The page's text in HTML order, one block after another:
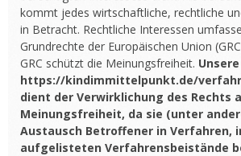
kommt jedes wirtschaftliche, rechtliche
in Betracht. Rechtliche Interessen
Grundrechte der Europäischen Union
GRC schützt die Meinungsfreiheit.
https://kindimmittelpunkt.de/
dient der Verwirklichung des Rechts
Meinungsfreiheit, da sie (unter
Austausch Betroffener in Verfahren,
aufgelisteten Verfahrensbeistände